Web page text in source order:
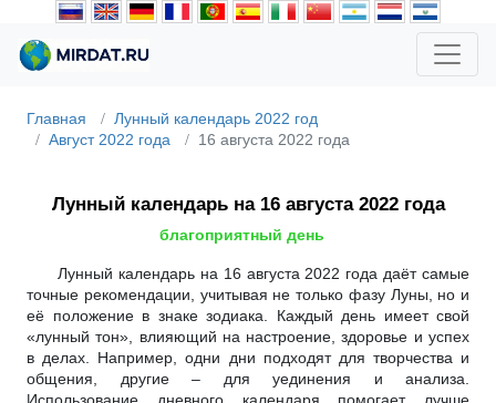
Главная
Лунный календарь 2022 год
Август 2022 года
16 августа 2022 года
Лунный календарь на 16 августа 2022 года
благоприятный день
Лунный календарь на 16 августа 2022 года даёт самые
точные рекомендации, учитывая не только фазу Луны, но и
её положение в знаке зодиака. Каждый день имеет свой
«лунный тон», влияющий на настроение, здоровье и успех
в делах. Например, одни дни подходят для творчества и
общения, другие – для уединения и анализа.
Использование дневного календаря помогает лучше